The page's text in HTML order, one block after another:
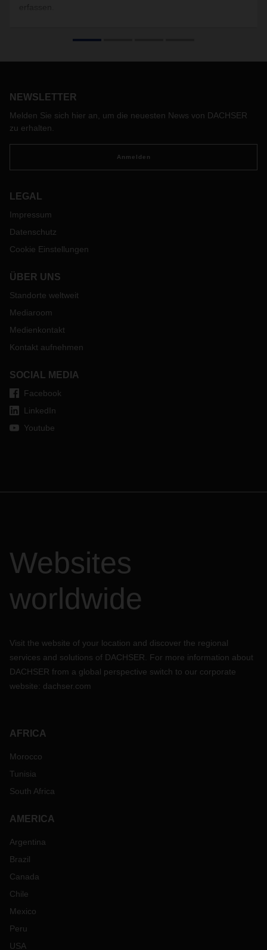
NEWSLETTER
Melden Sie sich hier an, um die neuesten News von DACHSER
zu erhalten.
Anmelden
LEGAL
Impressum
Datenschutz
Cookie Einstellungen
ÜBER UNS
Standorte weltweit
Mediaroom
Medienkontakt
Kontakt aufnehmen
SOCIAL MEDIA
Facebook
LinkedIn
Youtube
Websites
worldwide
Visit the website of your location and discover the regional
services and solutions of DACHSER. For more information about
DACHSER from a global perspective switch to our corporate
website: dachser.com
AFRICA
Morocco
Tunisia
South Africa
AMERICA
Argentina
Brazil
Canada
Chile
Mexico
Peru
USA